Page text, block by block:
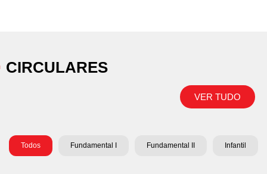
CIRCULARES
VER TUDO
Todos Fundamental I Fundamental II Infantil